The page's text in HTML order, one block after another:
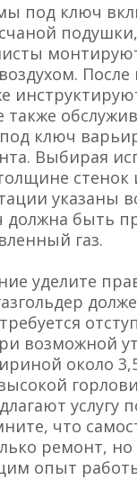
под ключ
ключ
Выбирая
стенок
указаны
должна быть
газ.
уделите
возможной
около
услугу
что
ремонт,
опыт